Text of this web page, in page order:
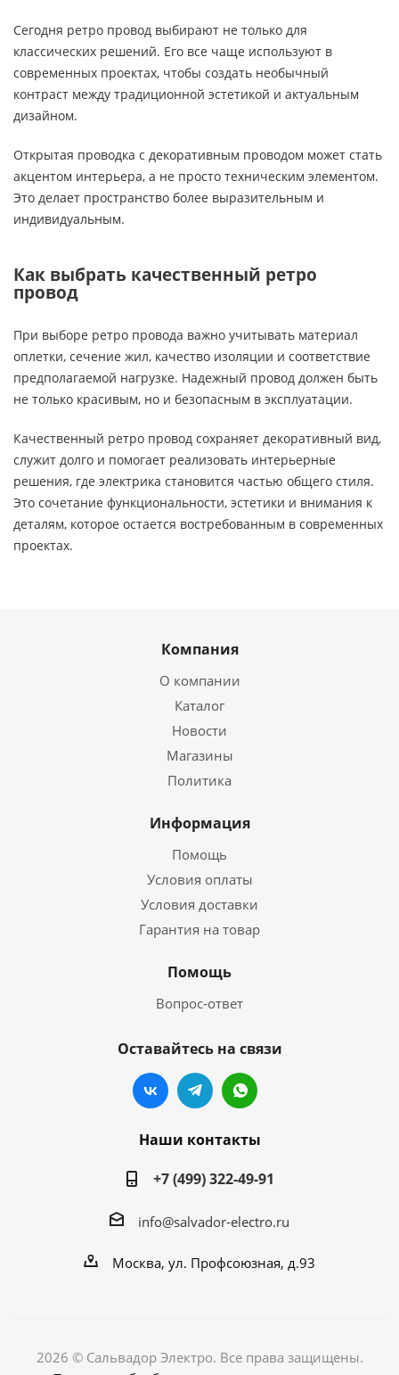
Сегодня ретро провод выбирают не только для
классических решений. Его все чаще используют в
современных проектах, чтобы создать необычный
контраст между традиционной эстетикой и актуальным
дизайном.
Открытая проводка с декоративным проводом может стать
акцентом интерьера, а не просто техническим элементом.
Это делает пространство более выразительным и
индивидуальным.
Как выбрать качественный ретро
провод
При выборе ретро провода важно учитывать материал
оплетки, сечение жил, качество изоляции и соответствие
предполагаемой нагрузке. Надежный провод должен быть
не только красивым, но и безопасным в эксплуатации.
Качественный ретро провод сохраняет декоративный вид,
служит долго и помогает реализовать интерьерные
решения, где электрика становится частью общего стиля.
Это сочетание функциональности, эстетики и внимания к
деталям, которое остается востребованным в современных
проектах.
Компания
О компании
Каталог
Новости
Магазины
Политика
Информация
Помощь
Условия оплаты
Условия доставки
Гарантия на товар
Помощь
Вопрос-ответ
Оставайтесь на связи
Наши контакты
+7 (499) 322-49-91
info@salvador-electro.ru
Москва, ул. Профсоюзная, д.93
2026 © Сальвадор Электро. Все права защищены.